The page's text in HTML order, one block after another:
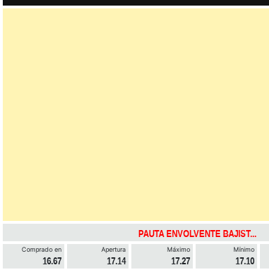
PAUTA ENVOLVENTE BAJIST...
Comprado en
16.67
Apertura
17.14
Máximo
17.27
Mínimo
17.10